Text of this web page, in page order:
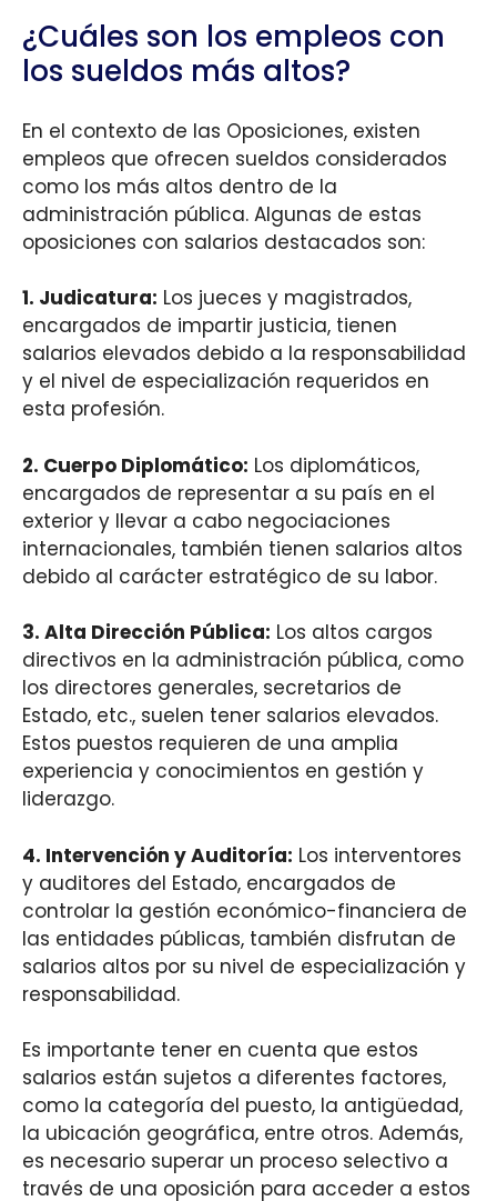
¿Cuáles son los empleos con
los sueldos más altos?
En el contexto de las Oposiciones, existen
empleos que ofrecen sueldos considerados
como los más altos dentro de la
administración pública. Algunas de estas
oposiciones con salarios destacados son:
1. Judicatura: Los jueces y magistrados,
encargados de impartir justicia, tienen
salarios elevados debido a la responsabilidad
y el nivel de especialización requeridos en
esta profesión.
2. Cuerpo Diplomático: Los diplomáticos,
encargados de representar a su país en el
exterior y llevar a cabo negociaciones
internacionales, también tienen salarios altos
debido al carácter estratégico de su labor.
3. Alta Dirección Pública: Los altos cargos
directivos en la administración pública, como
los directores generales, secretarios de
Estado, etc., suelen tener salarios elevados.
Estos puestos requieren de una amplia
experiencia y conocimientos en gestión y
liderazgo.
4. Intervención y Auditoría: Los interventores
y auditores del Estado, encargados de
controlar la gestión económico-financiera de
las entidades públicas, también disfrutan de
salarios altos por su nivel de especialización y
responsabilidad.
Es importante tener en cuenta que estos
salarios están sujetos a diferentes factores,
como la categoría del puesto, la antigüedad,
la ubicación geográfica, entre otros. Además,
es necesario superar un proceso selectivo a
través de una oposición para acceder a estos